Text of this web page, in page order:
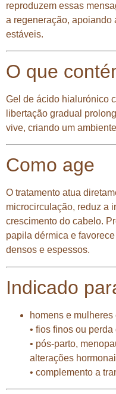
reproduzem essas
a regeneração, apoiando
estáveis.
O que
Gel de ácido hialurónico
libertação gradual
vive, criando um
Como age
O tratamento atua
microcirculação, reduz a
crescimento do cabelo.
papila dérmica e
densos e espessos.
Indicado
homens e
• fios finos ou
• pós-parto,
alterações
• complemento a